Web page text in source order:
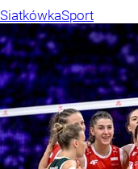
SiatkówkaSport